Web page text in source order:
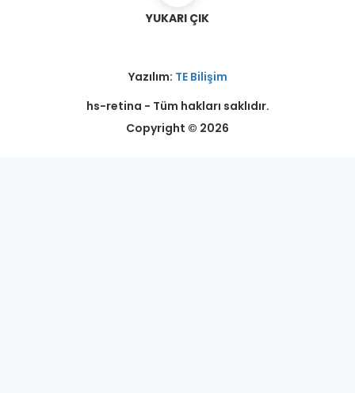
YUKARI ÇIK
Yazılım: TE Bilişim
hs-retina - Tüm hakları saklıdır.
Copyright © 2026